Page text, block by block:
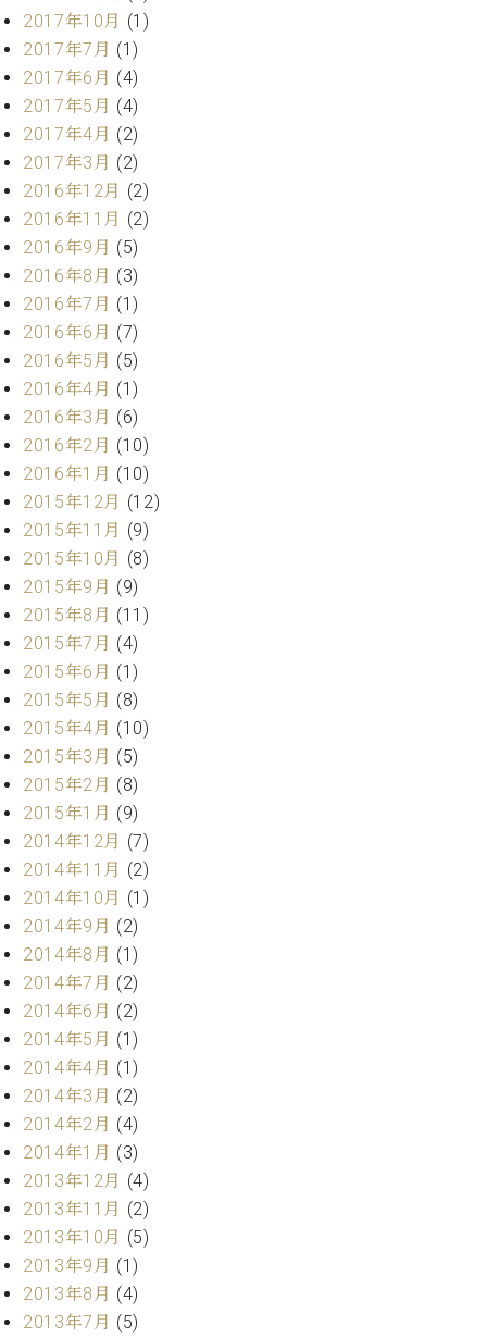
律
師
紹
介
調
料
金
表
お
問
い
わ
せ
尾山調律師のブ
ログ Die
Musikgasse（音
楽の小道）
2017年10月 (1)
2017年7月 (1)
2017年6月 (4)
2017年5月 (4)
2017年4月 (2)
2017年3月 (2)
2016年12月 (2)
2016年11月 (2)
2016年9月 (5)
2016年8月 (3)
2016年7月 (1)
2016年6月 (7)
2016年5月 (5)
2016年4月 (1)
2016年3月 (6)
2016年2月 (10)
2016年1月 (10)
2015年12月 (12)
2015年11月 (9)
2015年10月 (8)
2015年9月 (9)
2015年8月 (11)
2015年7月 (4)
2015年6月 (1)
2015年5月 (8)
2015年4月 (10)
2015年3月 (5)
2015年2月 (8)
2015年1月 (9)
2014年12月 (7)
2014年11月 (2)
2014年10月 (1)
2014年9月 (2)
2014年8月 (1)
2014年7月 (2)
2014年6月 (2)
2014年5月 (1)
2014年4月 (1)
2014年3月 (2)
2014年2月 (4)
2014年1月 (3)
2013年12月 (4)
2013年11月 (2)
2013年10月 (5)
2013年9月 (1)
2013年8月 (4)
2013年7月 (5)